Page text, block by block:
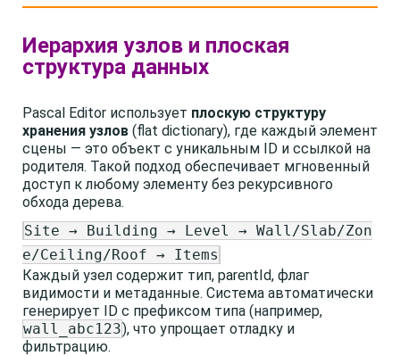
Иерархия узлов и плоская
структура данных
Pascal Editor использует плоскую структуру
хранения узлов (flat dictionary), где каждый элемент
сцены — это объект с уникальным ID и ссылкой на
родителя. Такой подход обеспечивает мгновенный
доступ к любому элементу без рекурсивного
обхода дерева.
Site → Building → Level → Wall/Slab/Zon
e/Ceiling/Roof → Items
Каждый узел содержит тип, parentId, флаг
видимости и метаданные. Система автоматически
генерирует ID с префиксом типа (например,
wall_abc123), что упрощает отладку и
фильтрацию.